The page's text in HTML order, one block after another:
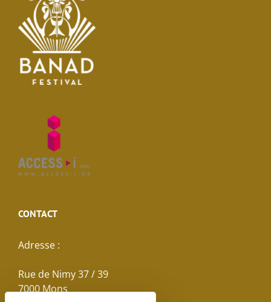
CONTACT
Adresse :
Rue de Nimy 37 / 39
7000 Mons